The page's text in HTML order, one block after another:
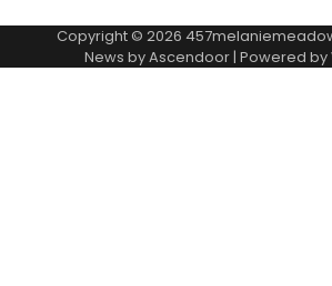
Copyright © 2026
News byAscendoor| Powered by